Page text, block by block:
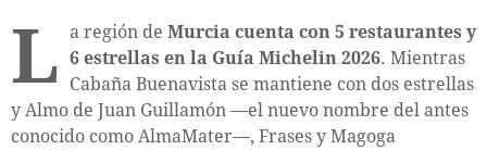
L a región de Murcia cuenta con 5 restaurantes y
6 estrellas en la Guía Michelin 2026. Mientras
Cabaña Buenavista se mantiene con dos estrellas
y Almo de Juan Guillamón —el nuevo nombre del antes
conocido como AlmaMater—, Frases y Magoga